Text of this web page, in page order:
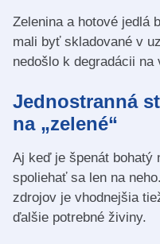
Zelenina a hotové jedlá
mali byť skladované v
nedošlo k degradácii na
Jednostranná
na „zelené“
Aj keď je špenát bohatý
spoliehať sa len na
zdrojov je vhodnejšia
ďalšie potrebné živiny.